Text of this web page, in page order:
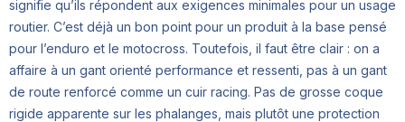
signifie qu’ils répondent aux exigences minimales pour un usage
routier. C’est déjà un bon point pour un produit à la base pensé
pour l’enduro et le motocross. Toutefois, il faut être clair : on a
affaire à un gant orienté performance et ressenti, pas à un gant
de route renforcé comme un cuir racing. Pas de grosse coque
rigide apparente sur les phalanges, mais plutôt une protection